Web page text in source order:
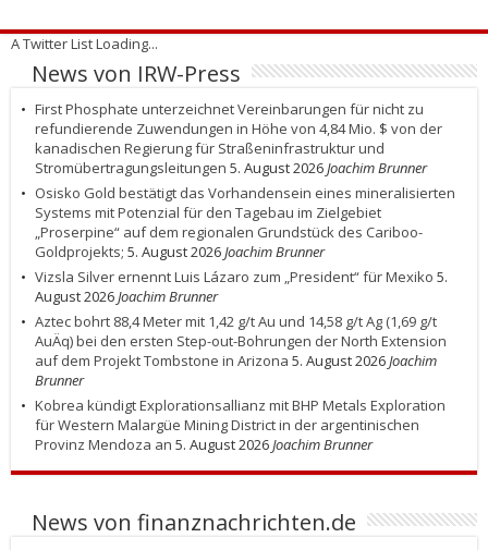
A Twitter List Loading...
News von IRW-Press
First Phosphate unterzeichnet Vereinbarungen für nicht zu
refundierende Zuwendungen in Höhe von 4,84 Mio. $ von der
kanadischen Regierung für Straßeninfrastruktur und
Stromübertragungsleitungen 5. August 2026Joachim Brunner
Osisko Gold bestätigt das Vorhandensein eines mineralisierten
Systems mit Potenzial für den Tagebau im Zielgebiet
„Proserpine“ auf dem regionalen Grundstück des Cariboo-
Goldprojekts; 5. August 2026Joachim Brunner
Vizsla Silver ernennt Luis Lázaro zum „President“ für Mexiko 5.
August 2026Joachim Brunner
Aztec bohrt 88,4 Meter mit 1,42 g/t Au und 14,58 g/t Ag (1,69 g/t
AuÄq) bei den ersten Step-out-Bohrungen der North Extension
auf dem Projekt Tombstone in Arizona 5. August 2026Joachim
Brunner
Kobrea kündigt Explorationsallianz mit BHP Metals Exploration
für Western Malargüe Mining District in der argentinischen
Provinz Mendoza an 5. August 2026Joachim Brunner
News von finanznachrichten.de